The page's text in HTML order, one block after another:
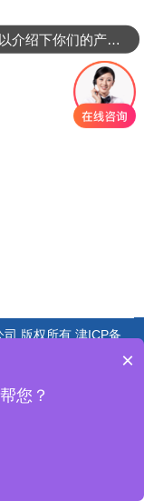
司 版权所有 津ICP备
可以介绍下你们的产品么
×
您？